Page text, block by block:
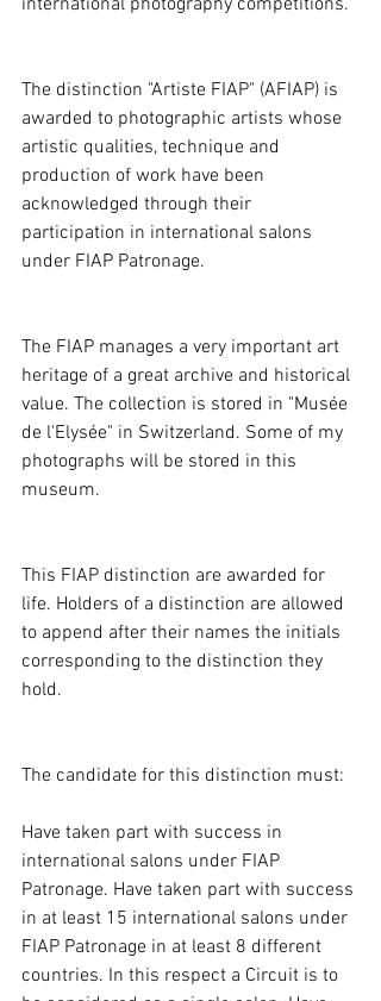
international photography competitions.
The distinction "Artiste FIAP" (AFIAP) is
awarded to photographic artists whose
artistic qualities, technique and
production of work have been
acknowledged through their
participation in international salons
under FIAP Patronage.
The FIAP manages a very important art
heritage of a great archive and historical
value. The collection is stored in "Musée
de l'Elysée" in Switzerland. Some of my
photographs will be stored in this
museum.
This FIAP distinction are awarded for
life. Holders of a distinction are allowed
to append after their names the initials
corresponding to the distinction they
hold.
The candidate for this distinction must:
Have taken part with success in
international salons under FIAP
Patronage. Have taken part with success
in at least 15 international salons under
FIAP Patronage in at least 8 different
countries. In this respect a Circuit is to